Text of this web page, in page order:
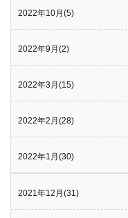
2022年10月(5)
2022年9月(2)
2022年3月(15)
2022年2月(28)
2022年1月(30)
2021年12月(31)